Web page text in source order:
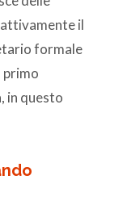
il
formale
primo
in questo